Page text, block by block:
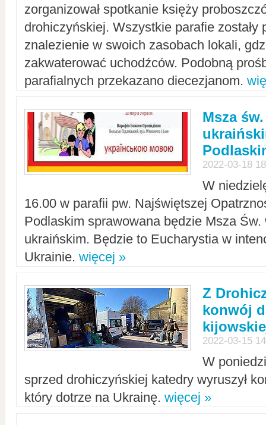
zorganizował spotkanie księży
drohiczyńskiej. Wszystkie parafie zostały
znalezienie w swoich zasobach lokali,
zakwaterować uchodźców. Podobną
parafialnych przekazano diecezjanom.
Msza
2022-03-18
W
16.00 w parafii pw. Najświętszej
Podlaskim sprawowana będzie Msza Św.
ukraińskim. Będzie to Eucharystia w
Ukrainie. więcej »
Z
konwój
2022-03-15
W
sprzed drohiczyńskiej katedry wyruszył
który dotrze na Ukrainę. więcej »